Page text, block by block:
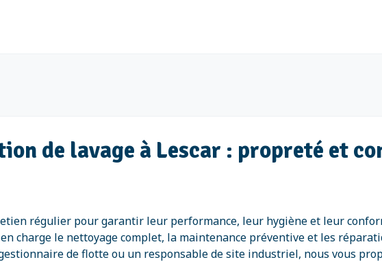
de lavage à Lescar : propreté et
régulier pour garantir leur performance, leur hygiène et leur
charge le nettoyage complet, la maintenance préventive et les
de flotte ou un responsable de site industriel, nous vous